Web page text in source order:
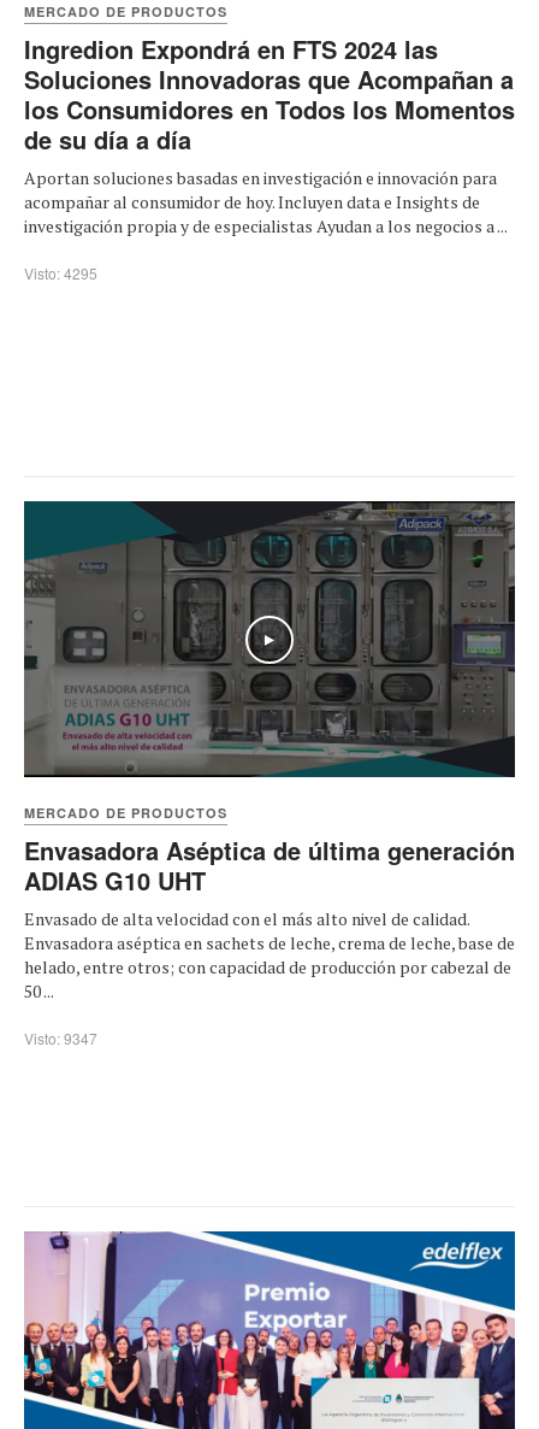
MERCADO DE PRODUCTOS
Ingredion Expondrá en FTS 2024 las
Soluciones Innovadoras que Acompañan a
los Consumidores en Todos los Momentos
de su día a día
Aportan soluciones basadas en investigación e innovación para
acompañar al consumidor de hoy. Incluyen data e Insights de
investigación propia y de especialistas Ayudan a los negocios a ...
Visto: 4295
Play
MERCADO DE PRODUCTOS
Envasadora Aséptica de última generación
ADIAS G10 UHT
Envasado de alta velocidad con el más alto nivel de calidad.
Envasadora aséptica en sachets de leche, crema de leche, base de
helado, entre otros; con capacidad de producción por cabezal de
50 ...
Visto: 9347